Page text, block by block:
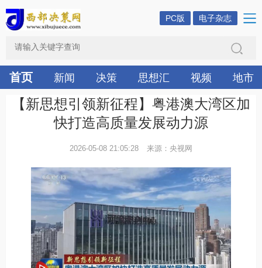
PC版 电子杂志
首页 新闻 决策 思想汇 视频 地市
【新思想引领新征程】粤港澳大湾区加
快打造高质量发展动力源
2026-05-08 21:05:28 来源：央视网